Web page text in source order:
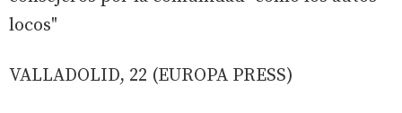
locos"
VALLADOLID, 22 (EUROPA PRESS)